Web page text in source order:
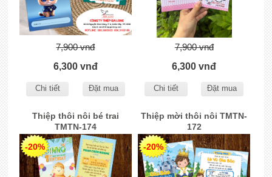
7,900 vnđ
6,300 vnđ
Chi tiết Đặt mua
7,900 vnđ
6,300 vnđ
Chi tiết Đặt mua
Thiệp thôi nôi bé trai
TMTN-174
-20%
Thiệp mời thôi nôi TMTN-
172
-20%